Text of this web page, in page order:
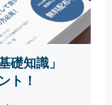
礎知識」
ト！